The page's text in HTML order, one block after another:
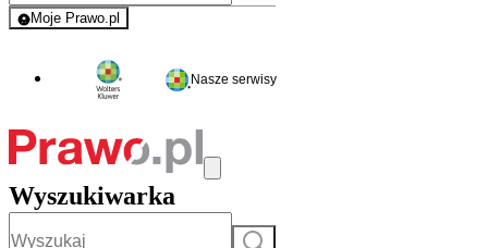
Moje Prawo.pl
- rejestracja i logowanie do serwisu
Nasze serwisy
Wyszukiwarka
Szukaj